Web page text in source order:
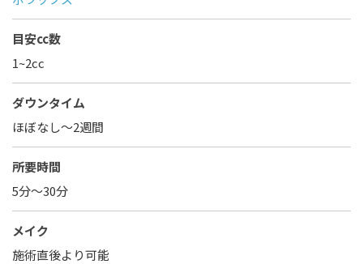
目安cc数
1~2cc
ダウンタイム
ほぼなし〜2週間
所要時間
5分～30分
メイク
施術直後より可能